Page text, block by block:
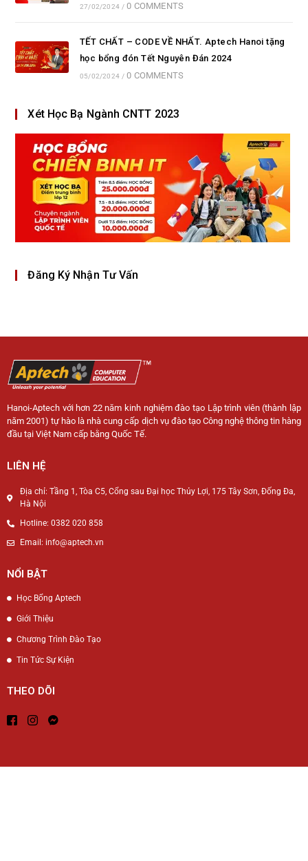
27/02/2024 / 0 COMMENTS
TẾT CHẤT – CODE VỀ NHẤT. Aptech Hanoi tặng
học bổng đón Tết Nguyên Đán 2024
05/02/2024 / 0 COMMENTS
Xét Học Bạ Ngành CNTT 2023
Đăng Ký Nhận Tư Vấn
Hanoi-Aptech với hơn 22 năm kinh nghiệm đào tạo Lập trình viên (thành lập
năm 2001) tự hào là nhà cung cấp dịch vụ đào tạo Công nghệ thông tin hàng
đầu tại Việt Nam cấp bằng Quốc Tế.
LIÊN HỆ
Địa chỉ: Tầng 1, Tòa C5, Cổng sau Đại học Thủy Lợi, 175 Tây Sơn, Đống Đa,
Hà Nội
Hotline: 0382 020 858
Email: info@aptech.vn
NỔI BẬT
Học Bổng Aptech
Giới Thiệu
Chương Trình Đào Tạo
Tin Tức Sự Kiện
THEO DÕI